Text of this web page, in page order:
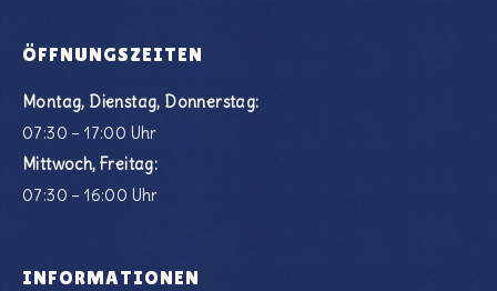
ÖFFNUNGSZEITEN
Montag, Dienstag, Donnerstag:
07:30 – 17:00 Uhr
Mittwoch, Freitag:
07:30 – 16:00 Uhr
INFORMATIONEN